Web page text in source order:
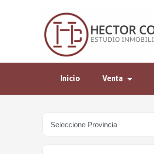
Inicio Venta